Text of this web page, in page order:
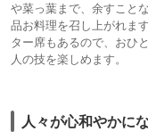
や菜っ葉まで、余すこと
品お料理を召し上がれま
ター席もあるので、おひ
人の技を楽しめます。
人々が心和やかに